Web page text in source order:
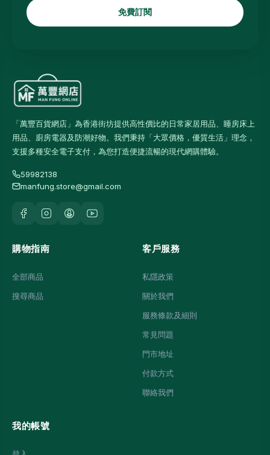
免費訂閱
「萬豐百貨網店」為香港街坊提供高性價比的日常家居用品、睡房床上
用品、廚房電器及防潮好物。我們秉持「大眾價格，優質生活」理念，
支援多種安全電子支付，為您打造便捷流暢的現代網購體驗。
59982138
manfung.store@gmail.com
購物指南
全部商品
搜尋商品
客戶服務
私隱政策
關於我們
服務條款及細則
常見問題
門市地址
付款方式
聯絡我們
我的帳號